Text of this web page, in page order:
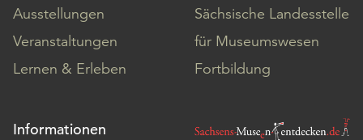
Ausstellungen
Veranstaltungen
Lernen & Erleben
Sächsische Landesstelle
für Museumswesen
Fortbildung
Informationen